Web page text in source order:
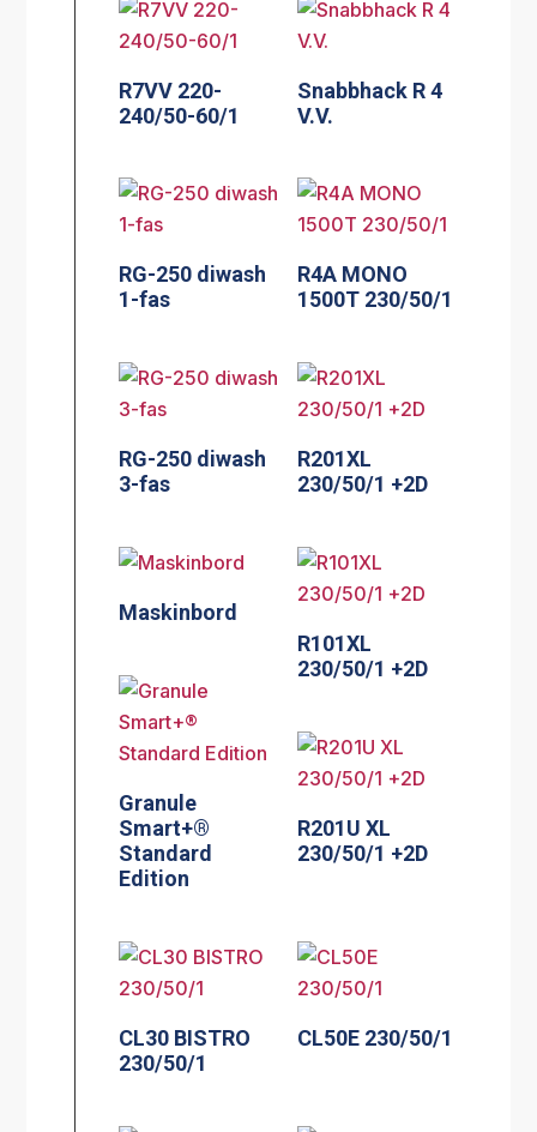
R7VV 220-
240/50-60/1
Snabbhack R 4
V.V.
RG-250 diwash
1-fas
R4A MONO
1500T 230/50/1
RG-250 diwash
3-fas
R201XL
230/50/1 +2D
Maskinbord
R101XL
230/50/1 +2D
Granule
Smart+®
Standard
Edition
R201U XL
230/50/1 +2D
CL30 BISTRO
230/50/1
CL50E 230/50/1